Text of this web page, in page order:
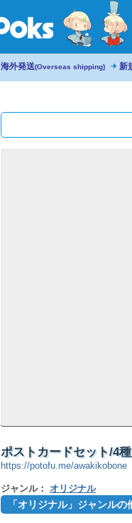
海外発送(Overseas shipping) 新
ポストカードセット/4
https://potofu.me/awakikobone
ジャンル： オリジナル
「オリジナル」ジャンルの